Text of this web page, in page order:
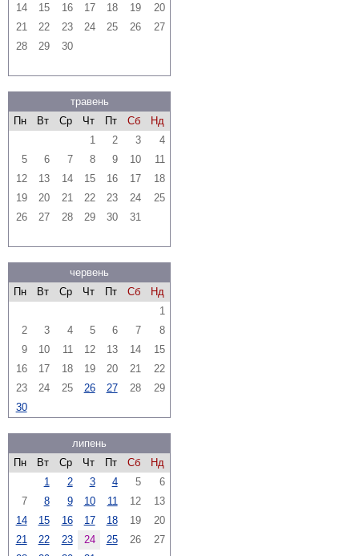
14
15 16 17 18 19
20
21
22 23 24 25 26
27
28
29 30
травень
Пн
Вт Ср Чт Пт Сб
Нд
1
2 3
4
5
6 7 8 9 10
11
12
13 14 15 16 17
18
19
20 21 22 23 24
25
26
27 28 29 30 31
червень
Пн
Вт Ср Чт Пт Сб
Нд
1
2
3 4 5 6 7
8
9
10 11 12 13 14
15
16
17 18 19 20 21
22
23
24 25 26 27 28
29
30
липень
Пн
Вт Ср Чт Пт Сб
Нд
1
2 3 4 5
6
7
8 9 10 11 12
13
14
15 16 17 18 19
20
21
22 23 24 25 26
27